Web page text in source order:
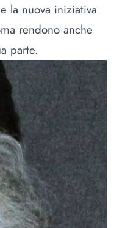
la nuova iniziativa
rendono anche
parte.